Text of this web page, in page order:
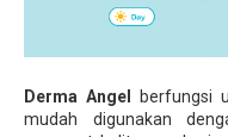
Derma Angel
berfungsi
mudah digunakan